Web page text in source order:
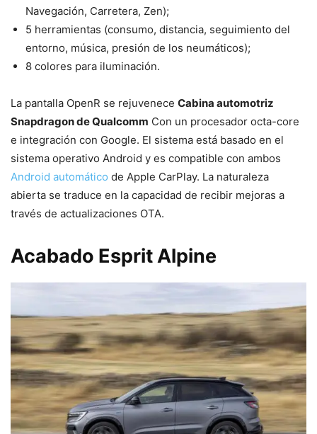
Navegación, Carretera, Zen);
5 herramientas (consumo, distancia, seguimiento del
entorno, música, presión de los neumáticos);
8 colores para iluminación.
La pantalla OpenR se rejuvenece Cabina automotriz
Snapdragon de Qualcomm Con un procesador octa-core
e integración con Google. El sistema está basado en el
sistema operativo Android y es compatible con ambos
Android automático de Apple CarPlay. La naturaleza
abierta se traduce en la capacidad de recibir mejoras a
través de actualizaciones OTA.
Acabado Esprit Alpine